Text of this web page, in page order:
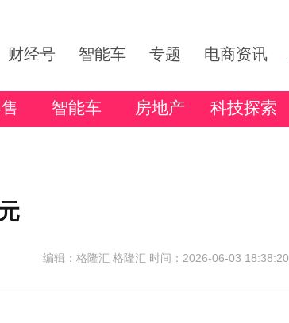
财经号 智能车 专题 电商资讯
智能车 房地产 科技探索
编辑：格隆汇 格隆汇 时间：2026-06-03 18:38:20